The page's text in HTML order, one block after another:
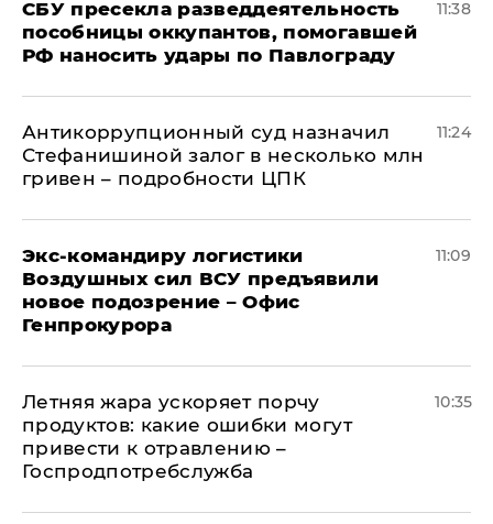
СБУ пресекла разведдеятельность
пособницы оккупантов, помогавшей
РФ наносить удары по Павлограду
11:38
Антикоррупционный суд назначил
Стефанишиной залог в несколько млн
гривен – подробности ЦПК
11:24
Экс-командиру логистики
Воздушных сил ВСУ предъявили
новое подозрение – Офис
Генпрокурора
11:09
Летняя жара ускоряет порчу
продуктов: какие ошибки могут
привести к отравлению –
Госпродпотребслужба
10:35